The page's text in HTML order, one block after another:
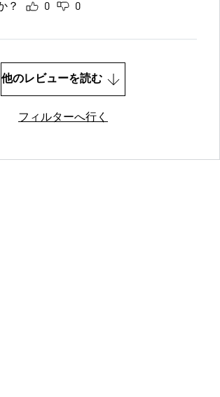
？ 0 0
他のレビューを読む
フィルターへ行く